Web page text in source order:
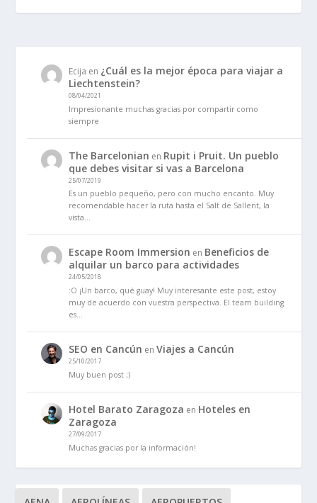
Ecija en ¿Cuál es la mejor época para viajar a
Liechtenstein?
08/04/2021
Impresionante muchas gracias por compartir como
siempre
The Barcelonian en Rupit i Pruit. Un pueblo
que debes visitar si vas a Barcelona
25/07/2019
Es un pueblo pequeño, pero con mucho encanto. Muy
recomendable hacer la ruta hasta el Salt de Sallent, la
vista…
Escape Room Immersion en Beneficios de
alquilar un barco para actividades
24/05/2018
:O ¡Un barco, qué guay! Muy interesante este post, estoy
muy de acuerdo con vuestra perspectiva. El team building
es…
SEO en Cancún enViajes a Cancún
25/10/2017
Muy buen post ;)
Hotel Barato Zaragoza en Hoteles en
Zaragoza
27/09/2017
Muchas gracias por la información!